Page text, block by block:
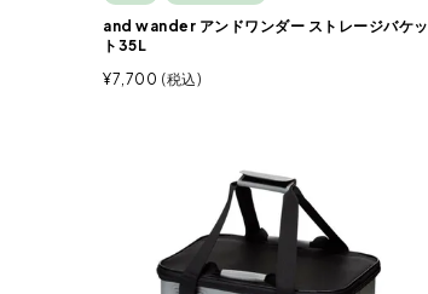
and wander アンドワンダー ストレージバケッ
ト35L
¥7,700 税込